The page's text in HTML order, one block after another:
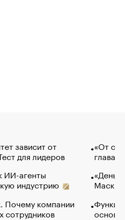
зависит от
для лидеров
ИИ-агенты
индустрию
Почему компании
сотрудников
«От
глава
Маск в
основ